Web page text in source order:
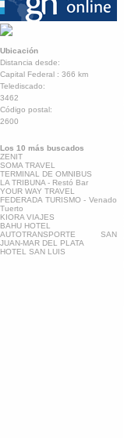
Ubicación
Distancia desde:
Capital Federal : 366 km
Telediscado:
3462
Código postal:
2600
Los 10 más buscados
ZENIT
SOMA TRAVEL
TERMINAL DE OMNIBUS
LA TRIBUNA - Restó Bar
YOUR WAY TRAVEL
FEDERADA TURISMO - Venado
Tuerto
KIORA VIAJES
BAHU HOTEL
AUTOTRANSPORTE SAN
JUAN-MAR DEL PLATA
HOTEL SAN LUIS